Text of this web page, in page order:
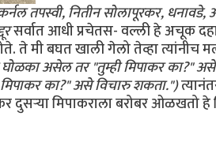
तपस्वी, नितीन सोलापूरकर, धनावडे,
सर्वात आधी प्रचेतस- वल्ली हे अचूक
ते मी बघत खाली गेलो तेव्हा त्यांनीच
असेल तर "तुम्ही मिपाकर का?" असे
मिपाकर का?" असे विचारु शकता.")
दुसर्‍या मिपाकराला बरोबर ओळखतो हे